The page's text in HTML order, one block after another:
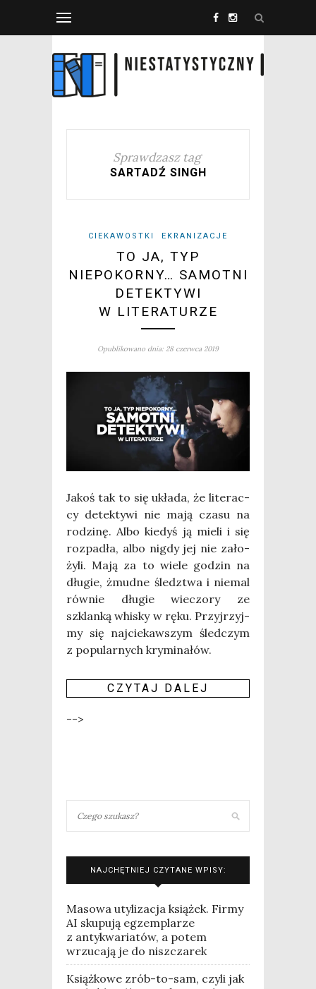
Sprawdzasz tag
SARTADŹ SINGH
CIEKAWOSTKI EKRANIZACJE
TO JA, TYP
NIEPOKORNY… SAMOTNI
DETEKTYWI
W LITERATURZE
Opublikowano dnia: 28 czerwca 2019
Jakoś tak to się ukła­da, że lite­rac­
cy detek­ty­wi nie mają cza­su na
rodzi­nę. Albo kie­dyś ją mie­li i się
roz­pa­dła, albo nigdy jej nie zało­
ży­li. Mają za to wie­le godzin na
dłu­gie, żmud­ne śledz­twa i nie­mal
rów­nie dłu­gie wie­czo­ry ze
szklan­ką whi­sky w ręku. Przyj­rzyj­
my się naj­cie­kaw­szym śled­czym
z popu­lar­nych kryminałów.
CZY­TAJ DALEJ
-->
NAJCHĘTNIEJ CZYTANE WPISY:
Masowa utylizacja książek. Firmy
AI skupują egzemplarze
z antykwariatów, a potem
wrzucają je do niszczarek
Książkowe zrób-to-sam, czyli jak